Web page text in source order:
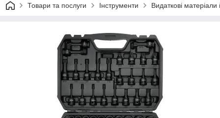
Товари та послуги Інструменти Видаткові